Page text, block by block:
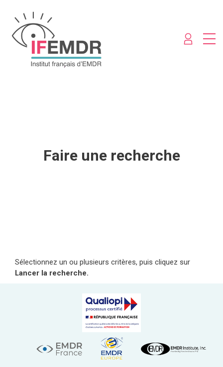
Faire une recherche
Sélectionnez un ou plusieurs critères, puis cliquez sur
Lancer la recherche.